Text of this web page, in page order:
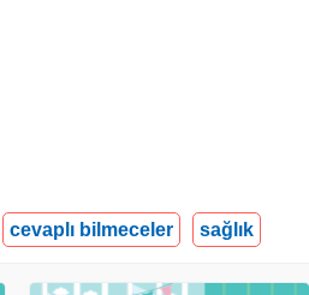
cevaplı bilmeceler sağlık